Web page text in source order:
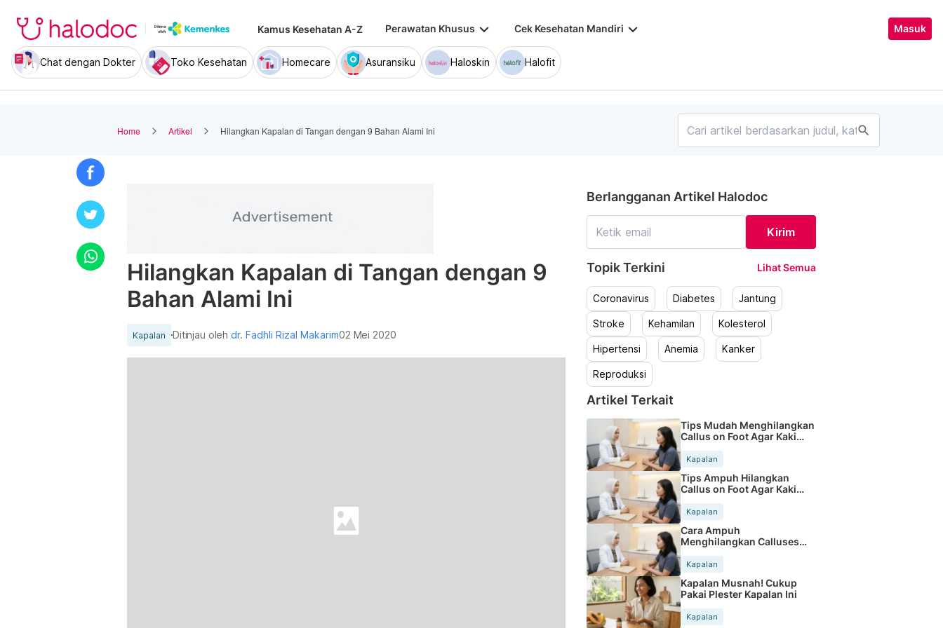
Kamus Kesehatan A-Z Perawatan Khusus keyboard_arrow_down Cek Kesehatan Mandiri keyboard_arrow_down Masuk
Chat dengan Dokter Toko Kesehatan Homecare Asuransiku Haloskin Halofit
Home Artikel Hilangkan Kapalan di Tangan dengan 9 Bahan Alami Ini search
Hilangkan Kapalan di Tangan dengan 9
Bahan Alami Ini
Kapalan Ditinjau olehdr. Fadhli Rizal Makarim02 Mei 2020
Berlangganan Artikel Halodoc
Kirim
Topik Terkini Lihat Semua
Coronavirus Diabetes Jantung
Stroke Kehamilan Kolesterol
Hipertensi Anemia Kanker
Reproduksi
Artikel Terkait
Tips Mudah Menghilangkan
Callus on Foot Agar Kaki
Kapalan
Tips Ampuh Hilangkan
Callus on Foot Agar Kaki
Kapalan
Cara Ampuh
Menghilangkan Calluses
Kapalan
Kapalan Musnah! Cukup
Pakai Plester Kapalan Ini
Kapalan